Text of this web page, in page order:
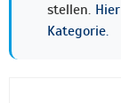
stellen.
Kategorie.